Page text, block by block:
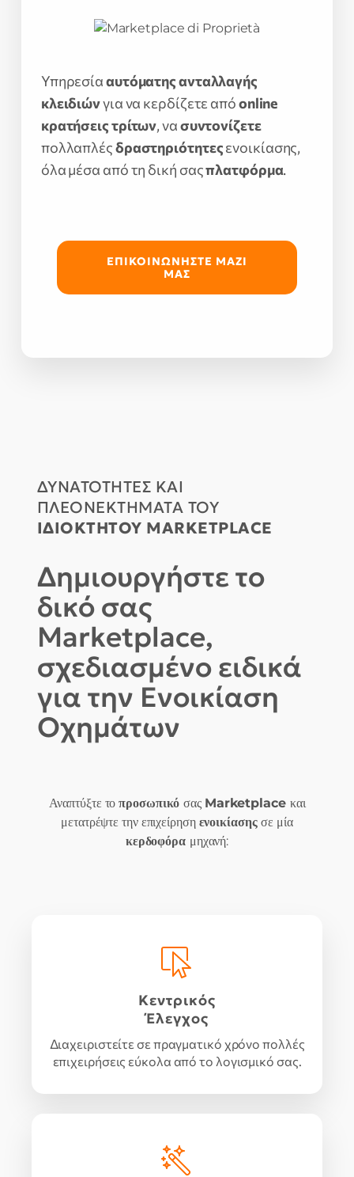
Υπηρεσίααυτόματης ανταλλαγής
κλειδιώνγια να κερδίζετε απόonline
κρατήσεις τρίτων, νασυντονίζετε
πολλαπλέςδραστηριότητεςενοικίασης,
όλα μέσα από τη δική σαςπλατφόρμα.
ΕΠΙΚΟΙΝΩΝΗΣΤΕ ΜΑΖΙ
ΜΑΣ
ΔΥΝΑΤΟΤΗΤΕΣ ΚΑΙ
ΠΛΕΟΝΕΚΤΗΜΑΤΑ ΤΟΥ
ΙΔΙΟΚΤΗΤΟΥ MARKETPLACE
Δημιουργήστε το
δικό σας
Marketplace,
σχεδιασμένο ειδικά
για την Ενοικίαση
Οχημάτων
Αναπτύξτε τοπροσωπικόσας Marketplace και
μετατρέψτε την επιχείρηση ενοικίασηςσε μία
κερδοφόρα μηχανή:
Κεντρικός
Έλεγχος
Διαχειριστείτε σε πραγματικό χρόνο πολλές
επιχειρήσεις εύκολα από το λογισμικό σας.